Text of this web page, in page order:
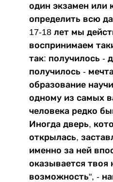
один экзамен или
определить всю
17-18 лет мы
воспринимаем
так: получилось -
получилось -
образование
одному из самых
человека редко
Иногда дверь,
открылась,
именно за ней
оказывается твоя
возможность", -